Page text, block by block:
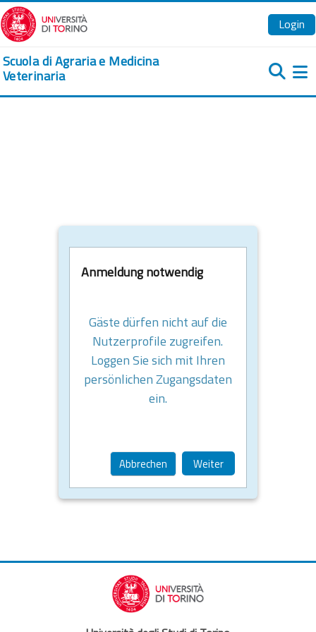
Zum Hauptinhalt
Login
Scuola di Agraria e Medicina
Veterinaria
Anmeldung notwendig
Gäste dürfen nicht auf die
Nutzerprofile zugreifen.
Loggen Sie sich mit Ihren
persönlichen Zugangsdaten
ein.
Abbrechen Weiter